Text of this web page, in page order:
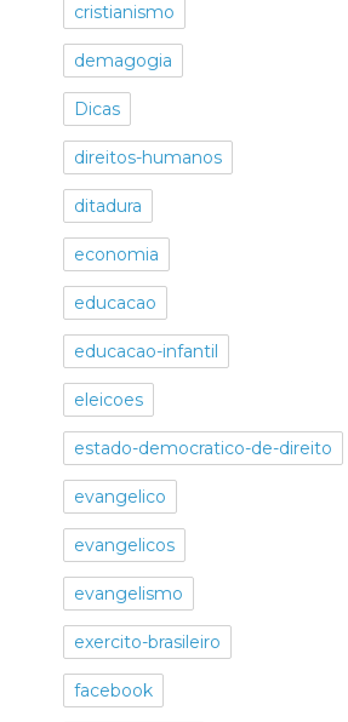
cristianismo
demagogia
Dicas
direitos-humanos
ditadura
economia
educacao
educacao-infantil
eleicoes
estado-democratico-de-direito
evangelico
evangelicos
evangelismo
exercito-brasileiro
facebook